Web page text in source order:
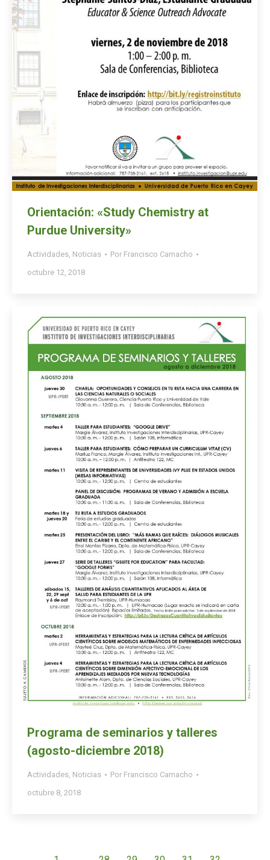
Orientación: «Study Chemistry at
Purdue University»
Actividades, Noticias Por Francisco Camacho
octubre 12, 2018
Programa de seminarios y talleres
(agosto-diciembre 2018)
Actividades, Noticias Por Francisco Camacho
octubre 8, 2018